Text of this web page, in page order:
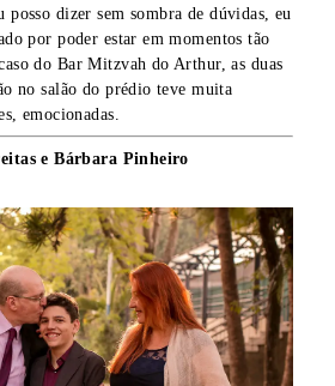
posso dizer sem sombra de dúvidas, eu
por poder estar em momentos tão
do Bar Mitzvah do Arthur, as duas
no salão do prédio teve muita
emocionadas.
e Bárbara Pinheiro